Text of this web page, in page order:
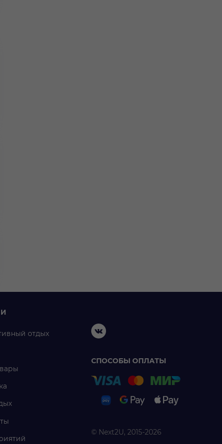
отдых
СПОСОБЫ ОПЛАТЫ
© Next2U, 2015-2026